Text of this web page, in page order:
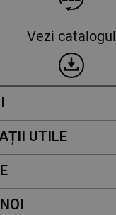
Vezi catalogul
UTILE